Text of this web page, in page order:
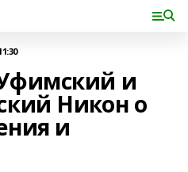
и
Никон о
и